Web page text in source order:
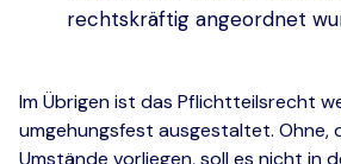
rechtskräftig angeordnet
Im Übrigen ist das Pflichtteilsrecht
umgehungsfest ausgestaltet. Ohne,
Umstände vorliegen, soll es nicht in